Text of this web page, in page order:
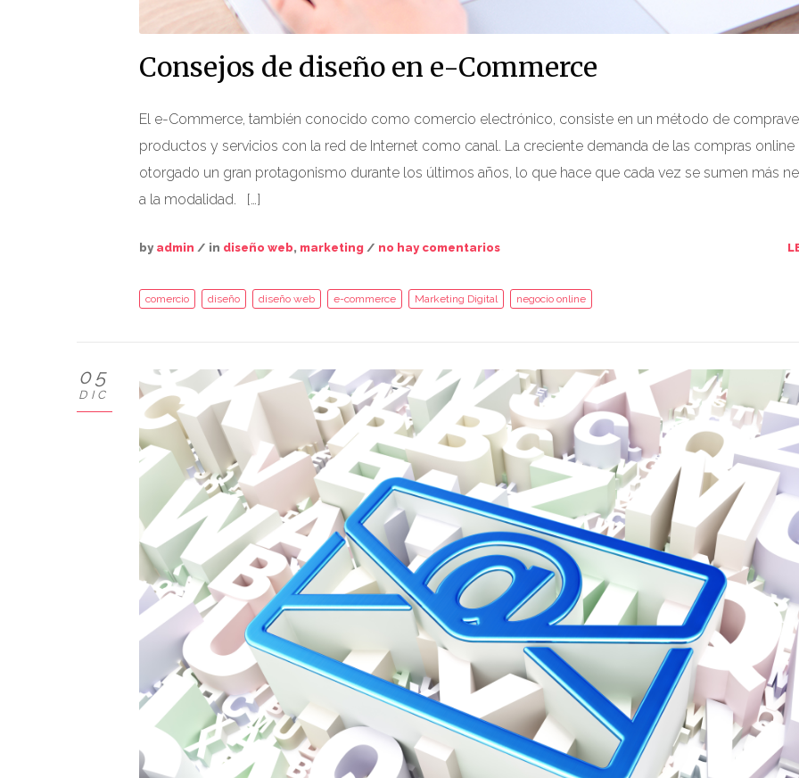
Consejos de diseño en e-Commerce
El e-Commerce, también conocido como comercio electrónico, consiste en un método de
productos y servicios con la red de Internet como canal. La creciente demanda de las compras online
otorgado un gran protagonismo durante los últimos años, lo que hace que cada vez se sumen más
a la modalidad. […]
by admin / in diseño web, marketing/ no hay comentarios
comercio diseño diseño web e-commerce Marketing Digital negocio online
05
DIC